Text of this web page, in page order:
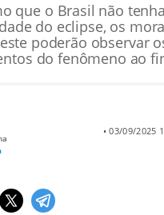
que o Brasil não
do eclipse, os
poderão observar
do fenômeno ao
• 03/09/2025